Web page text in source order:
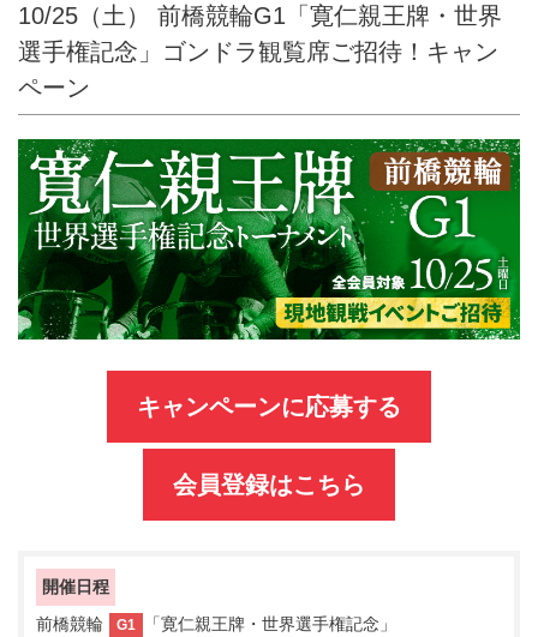
10/25（土） 前橋競輪G1「寛仁親王牌・世界
選手権記念」ゴンドラ観覧席ご招待！キャン
ペーン
キャンペーンに応募する
会員登録はこちら
開催日程
前橋競輪
G1
「寛仁親王牌・世界選手権記念」